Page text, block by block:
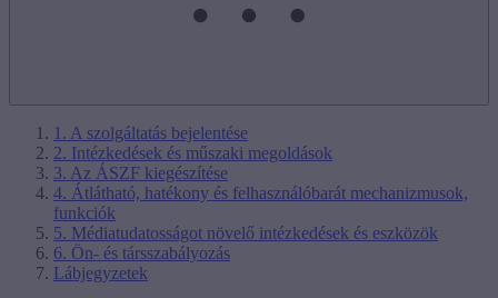
1. A szolgáltatás bejelentése
2. Intézkedések és műszaki megoldások
3. Az ÁSZF kiegészítése
4. Átlátható, hatékony és felhasználóbarát mechanizmusok,
funkciók
5. Médiatudatosságot növelő intézkedések és eszközök
6. Ön- és társszabályozás
Lábjegyzetek